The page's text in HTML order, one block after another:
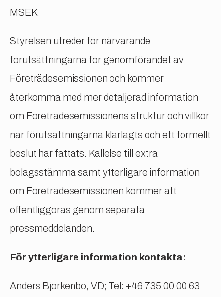
MSEK.
Styrelsen utreder för närvarande
förutsättningarna för genomförandet av
Företrädesemissionen och kommer
återkomma med mer detaljerad information
om Företrädesemissionens struktur och villkor
när förutsättningarna klarlagts och ett formellt
beslut har fattats. Kallelse till extra
bolagsstämma samt ytterligare information
om Företrädesemissionen kommer att
offentliggöras genom separata
pressmeddelanden.
För ytterligare information kontakta:
Anders Björkenbo, VD; Tel: +46 735 00 00 63